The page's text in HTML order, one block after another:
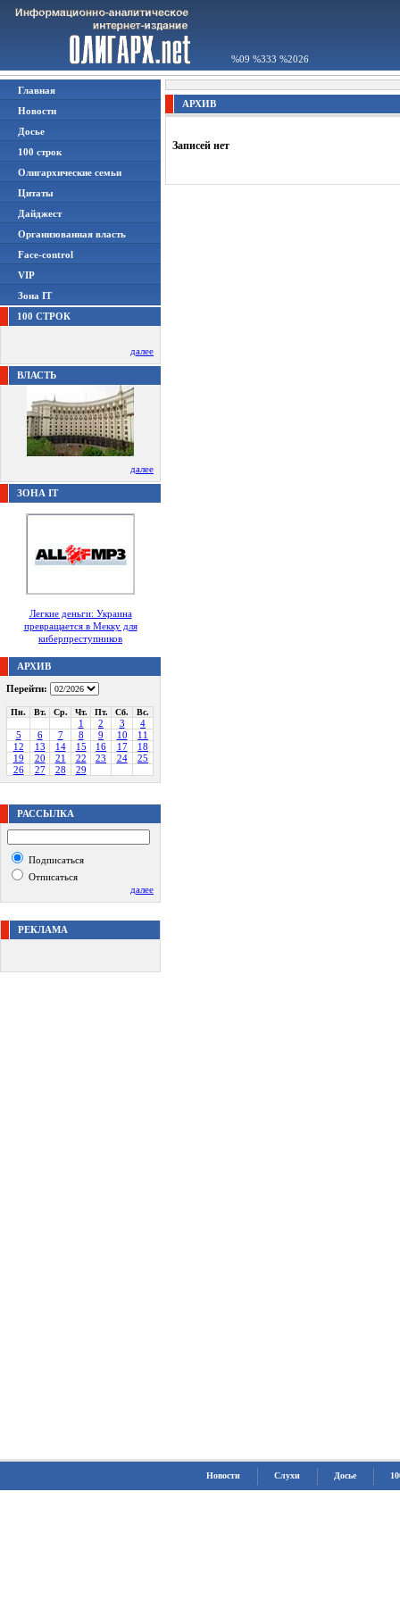
%09 %333 %2026
Главная
Новости
Досье
100 строк
Олигархические семьи
Цитаты
Дайджест
Организованная власть
Face-control
VIP
Зона IT
100 СТРОК
далее
ВЛАСТЬ
далее
ЗОНА IT
Легкие деньги: Украина
превращается в Мекку для
киберпреступников
АРХИВ
Перейти:
Пн. Вт. Ср. Чт. Пт. Сб. Вс.
1 2 3
4
5
6 7 8 9 10
11
12
13 14 15 16 17
18
19
20 21 22 23 24
25
26
27 28 29
РАССЫЛКА
Подписаться
Отписаться
далее
РЕКЛАМА
АРХИВ
Записей нет
Новости Слухи Досье